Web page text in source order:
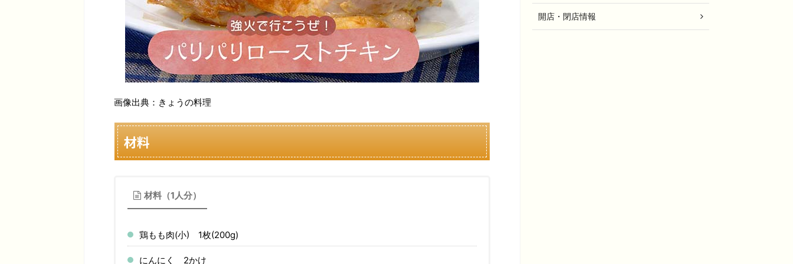
画像出典：きょうの料理
材料
材料（1人分）
鶏もも肉(小) 1枚(200g)
にんにく 2かけ
開店・閉店情報